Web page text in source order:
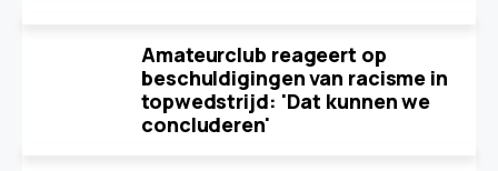
Amateurclub reageert op
beschuldigingen van racisme in
topwedstrijd: 'Dat kunnen we
concluderen'